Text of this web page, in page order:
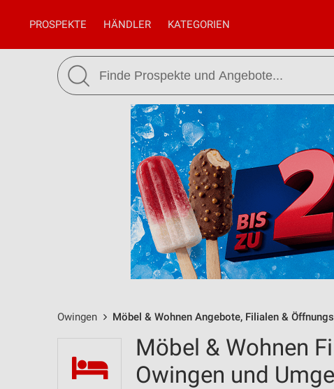
PROSPEKTE HÄNDLER KATEGORIEN
Owingen Möbel & Wohnen Angebote, Filialen &
Möbel & Wohnen
Owingen und